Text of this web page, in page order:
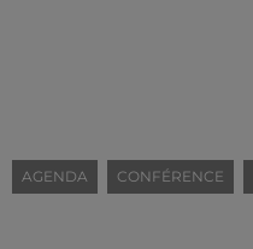
AGENDA CONFÉRENCE